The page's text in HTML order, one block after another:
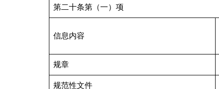
第二十条第（一）项
信息内容
规章
规范性文件